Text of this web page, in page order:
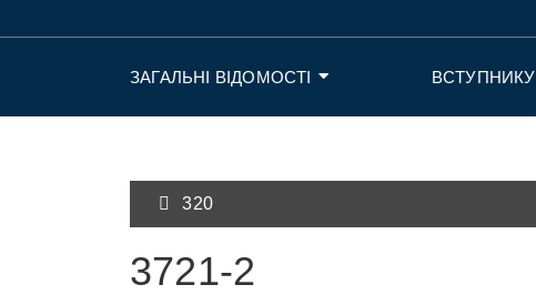
ЗАГАЛЬНІ ВІДОМОСТІ ВСТУПНИКУ
320
3721-2